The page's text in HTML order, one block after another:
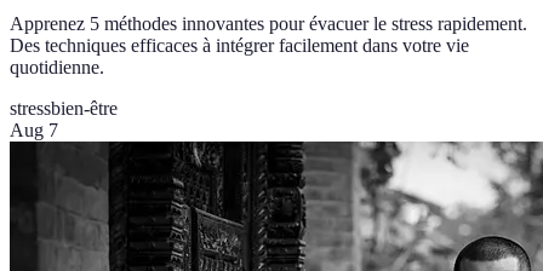
Apprenez 5 méthodes innovantes pour évacuer le stress rapidement.
Des techniques efficaces à intégrer facilement dans votre vie
quotidienne.
stressbien-être
Aug 7